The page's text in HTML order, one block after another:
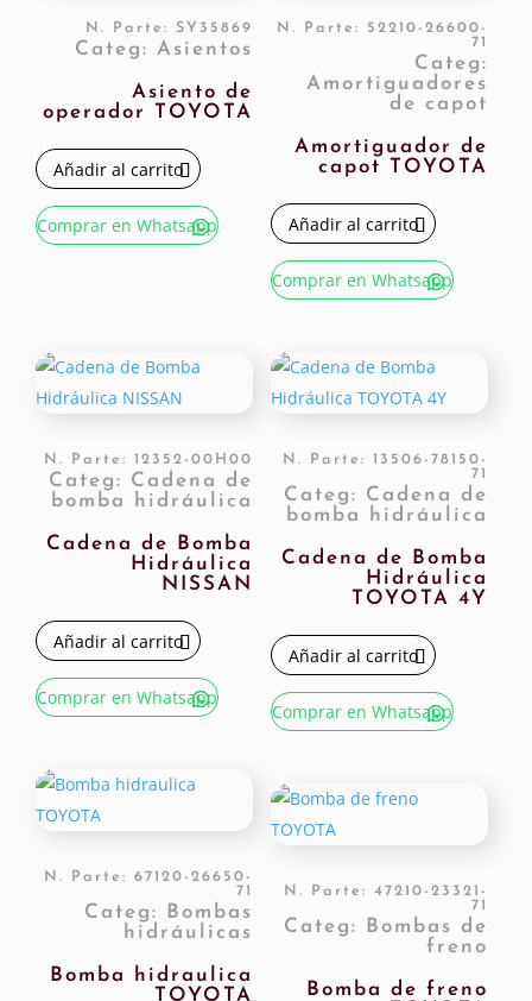
N. Parte: SY35869
Categ: Asientos
Asiento de
operador TOYOTA
Añadir al carrito
Comprar en Whatsapp
N. Parte: 52210-26600-
71
Categ:
Amortiguadores
de capot
Amortiguador de
capot TOYOTA
Añadir al carrito
Comprar en Whatsapp
N. Parte: 12352-00H00
Categ: Cadena de
bomba hidráulica
Cadena de Bomba
Hidráulica
NISSAN
Añadir al carrito
Comprar en Whatsapp
N. Parte: 13506-78150-
71
Categ: Cadena de
bomba hidráulica
Cadena de Bomba
Hidráulica
TOYOTA 4Y
Añadir al carrito
Comprar en Whatsapp
N. Parte: 67120-26650-
71
Categ: Bombas
hidráulicas
Bomba hidraulica
TOYOTA
N. Parte: 47210-23321-
71
Categ: Bombas de
freno
Bomba de freno